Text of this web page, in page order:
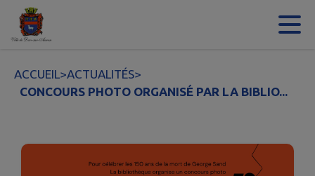
Contenu
ACCUEIL>ACTUALITÉS>
CONCOURS PHOTO ORGANISÉ PAR LA BIBLIO...